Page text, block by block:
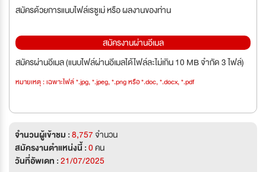
สมัครด้วยการแนบไฟล์เรซูเม่ หรือ ผลงานของท่าน
สมัครงานผ่านอีเมล
สมัครผ่านอีเมล (แนบไฟล์ผ่านอีเมลได้ไฟล์ละไม่เกิน 10 MB จำกัด 3 ไฟล์)
หมายเหตุ : เฉพาะไฟล์ *.jpg, *.jpeg, *.png หรือ *.doc, *.docx, *.pdf
จำนวนผู้เข้าชม :8,757จำนวน
สมัครงานตำแหน่งนี้ :0คน
วันที่อัพเดท :21/07/2025